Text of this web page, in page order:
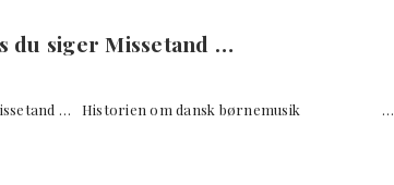
du siger Missetand …
Missetand … Historien om dansk børnemusik …